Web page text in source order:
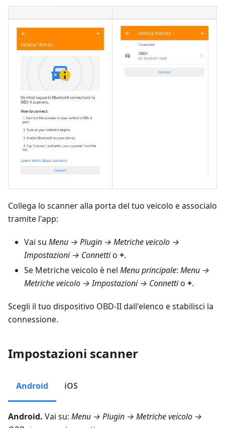
Collega lo scanner alla porta del tuo veicolo e associalo
tramite l'app:
Vai su Menu → Plugin → Metriche veicolo →
Impostazioni → Connettio +.
Se Metriche veicolo è nel Menu principale: Menu →
Metriche veicolo → Impostazioni → Connettio +.
Scegli il tuo dispositivo OBD-II dall'elenco e stabilisci la
connessione.
Impostazioni scanner
Android iOS
Android. Vai su: Menu → Plugin → Metriche veicolo →